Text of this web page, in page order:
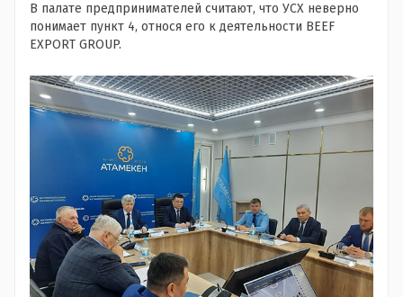
В палате предпринимателей считают, что УСХ неверно
понимает пункт 4, относя его к деятельности BEEF
EXPORT GROUP.